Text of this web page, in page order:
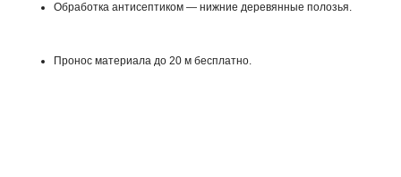
Обработка антисептиком — нижние деревянные полозья.
Пронос материала до 20 м бесплатно.